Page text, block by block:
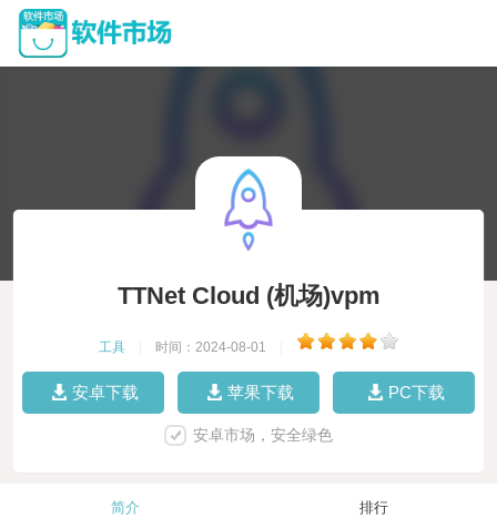
TTNet Cloud (机场)vpm
工具 时间：2024-08-01
安卓下载 苹果下载 PC下载
安卓市场，安全绿色
简介 排行